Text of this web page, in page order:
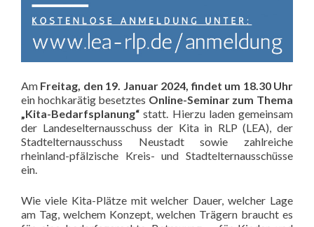
Am Freitag, den 19. Januar 2024, findet um 18.30 Uhr
ein hochkarätig besetztes Online-Seminar zum Thema
„Kita-Bedarfsplanung“ statt. Hierzu laden gemeinsam
der Landeselternausschuss der Kita in RLP (LEA), der
Stadtelternausschuss Neustadt sowie zahlreiche
rheinland-pfälzische Kreis- und Stadtelternausschüsse
ein.
Wie viele Kita-Plätze mit welcher Dauer, welcher Lage
am Tag, welchem Konzept, welchen Trägern braucht es